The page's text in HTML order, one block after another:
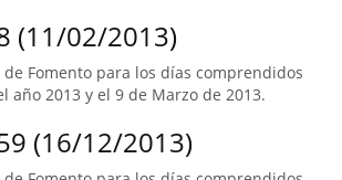
(11/02/2013)
Fomento para los días comprendidos
año 2013 y el 9 de Marzo de 2013.
(16/12/2013)